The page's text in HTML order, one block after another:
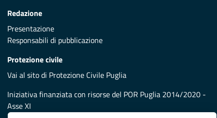
Redazione
Presentazione
Responsabili di pubblicazione
Protezione civile
Vai al sito di Protezione Civile Puglia
Iniziativa finanziata con risorse del POR Puglia 2014/2020 -
Asse XI